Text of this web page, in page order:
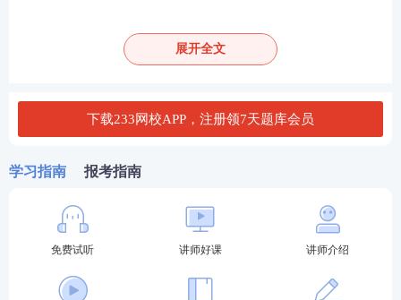
A.建立运行规则
B.制定税收优惠政策
C.设立经办机构
D.建立风险预防和担保机制
E.实施监督管理
展开全文
下载233网校APP，注册领7天题库会员
学习指南 报考指南
免费试听 讲师好课 讲师介绍